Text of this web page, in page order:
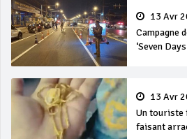
13 Avr
Campagne
‘Seven
13 Avr
Un touriste
faisant